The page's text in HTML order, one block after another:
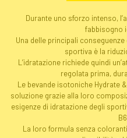
Durante uno sforzo intenso,
fabbisogno
Una delle principali
sportiva è la
L’idratazione richiede quindi
regolata prima,
Le bevande isotoniche Hydrate
soluzione grazie alla loro
esigenze di idratazione degli
La loro formula senza